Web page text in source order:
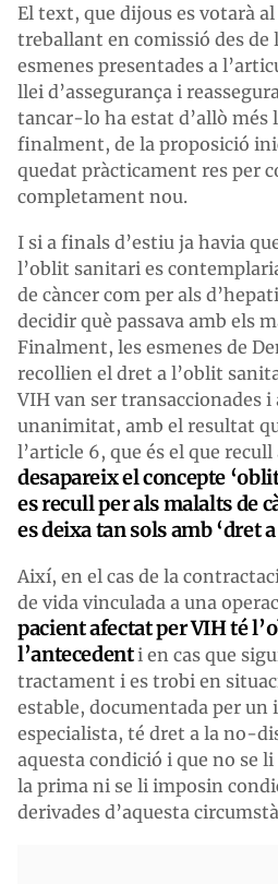
El text, que dijous es votarà al
treballant en comissió des de
esmenes presentades a
llei d’assegurança i
tancar-lo ha estat d’allò més
finalment, de la proposició
quedat pràcticament res per
completament nou.
I si a finals d’estiu ja havia
l’oblit sanitari es
de càncer com per als
decidir què passava amb els
Finalment, les esmenes de
recollien el dret a l’oblit
VIH van ser transaccionades i
unanimitat, amb el resultat
l’article 6, que és el que
desapareix el concepte
es recull per als malalts de
es deixa tan sols amb ‘dret
Així, en el cas de la
de vida vinculada a una
pacient afectat per VIH té
l’antecedenti en cas que
tractament i es trobi en
estable, documentada per un
especialista, té dret a la no-
aquesta condició i que no se
la prima ni se li imposin
derivades d’aquesta